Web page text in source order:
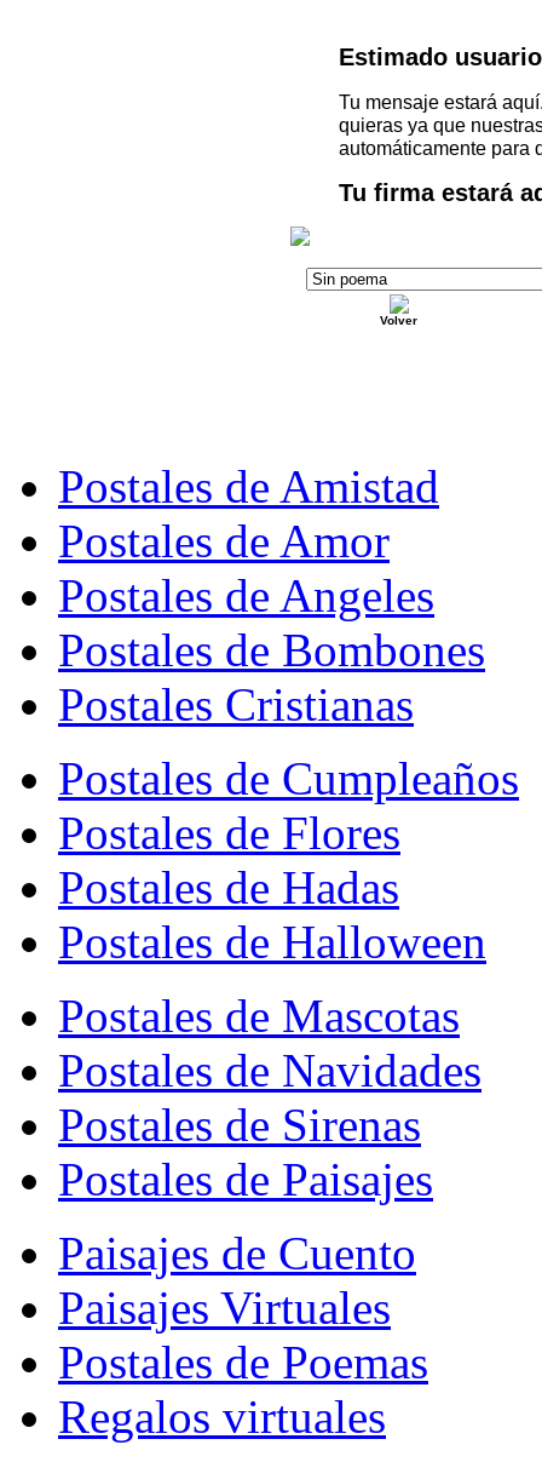
Estimado
Tu mensaje estará
quieras ya que
automáticamente para
Tu firma estará
Volver
Postales de Amistad
Postales de Amor
Postales de Angeles
Postales de Bombones
Postales Cristianas
Postales de Cumpleaños
Postales de Flores
Postales de Hadas
Postales de Halloween
Postales de Mascotas
Postales de Navidades
Postales de Sirenas
Postales de Paisajes
Paisajes de Cuento
Paisajes Virtuales
Postales de Poemas
Regalos virtuales